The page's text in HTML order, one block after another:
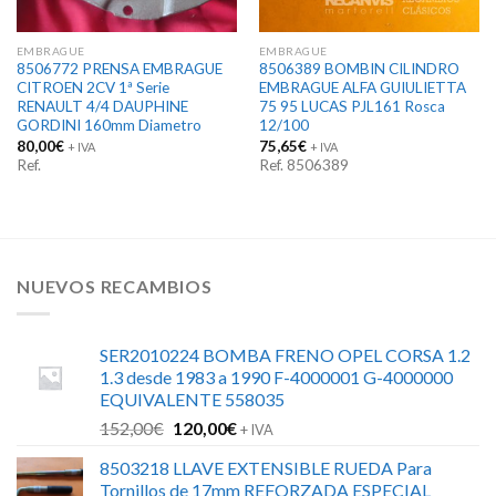
EMBRAGUE
8506772 PRENSA EMBRAGUE
CITROEN 2CV 1ª Serie
RENAULT 4/4 DAUPHINE
GORDINI 160mm Diametro
80,00€ + IVA
Ref.
EMBRAGUE
8506389 BOMBIN CILINDRO
EMBRAGUE ALFA GUIULIETTA
75 95 LUCAS PJL161 Rosca
12/100
75,65€ + IVA
Ref. 8506389
NUEVOS RECAMBIOS
SER2010224 BOMBA FRENO OPEL CORSA 1.2
1.3 desde 1983 a 1990 F-4000001 G-4000000
EQUIVALENTE 558035
152,00€ El
original
120,00€El
actual
+ IVA
8503218 LLAVE EXTENSIBLE RUEDA Para
Tornillos de 17mm REFORZADA ESPECIAL